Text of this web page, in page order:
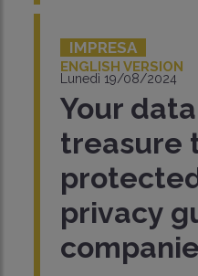
IMPRESA
ENGLISH VERSION
Lunedì 19/08/2024
Your
treasure
privacy